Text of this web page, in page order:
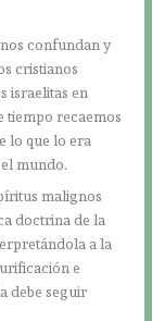
confundan y
cristianos
israelitas en
tiempo recaemos
lo que lo era
mundo.
malignos
doctrina de la
a la
e
debe seguir